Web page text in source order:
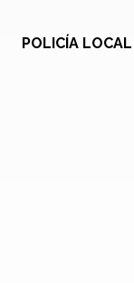
POLICÍA LOCAL